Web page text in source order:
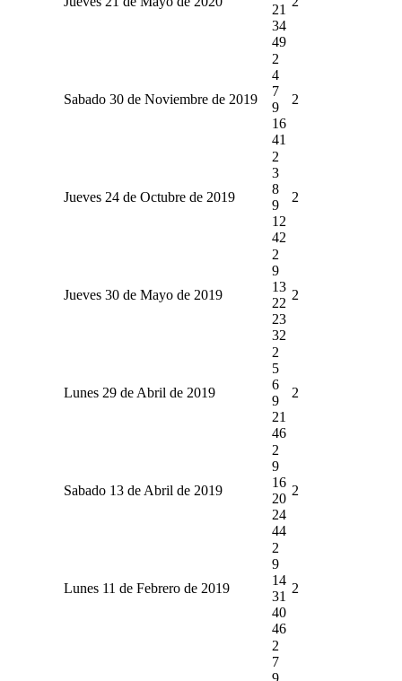
21
34
49
Sabado 30 de Noviembre de 2019
2
4
7
9
16
41
2
Jueves 24 de Octubre de 2019
2
3
8
9
12
42
2
Jueves 30 de Mayo de 2019
2
9
13
22
23
32
2
Lunes 29 de Abril de 2019
2
5
6
9
21
46
2
Sabado 13 de Abril de 2019
2
9
16
20
24
44
2
Lunes 11 de Febrero de 2019
2
9
14
31
40
46
2
2
7
9